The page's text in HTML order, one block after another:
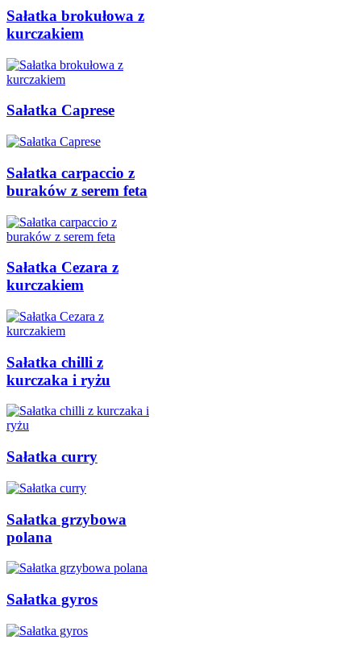
Sałatka brokułowa z
kurczakiem
Sałatka Caprese
Sałatka carpaccio z
buraków z serem feta
Sałatka Cezara z
kurczakiem
Sałatka chilli z
kurczaka i ryżu
Sałatka curry
Sałatka grzybowa
polana
Sałatka gyros